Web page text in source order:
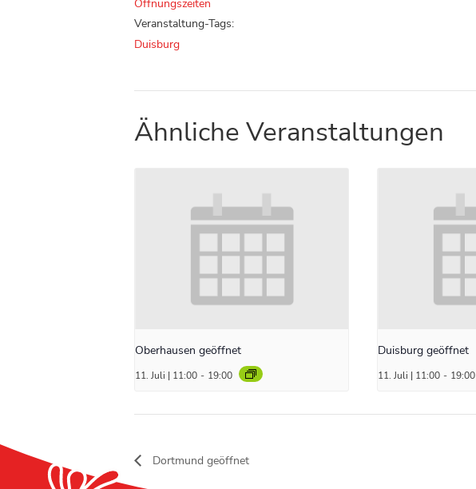
Öffnungszeiten
Veranstaltung-Tags:
Duisburg
Ähnliche Veranstaltungen
Oberhausen geöffnet
11. Juli | 11:00 - 19:00
Duisburg geöffnet
11. Juli | 11:00 - 19:00
Dortmund geöffnet